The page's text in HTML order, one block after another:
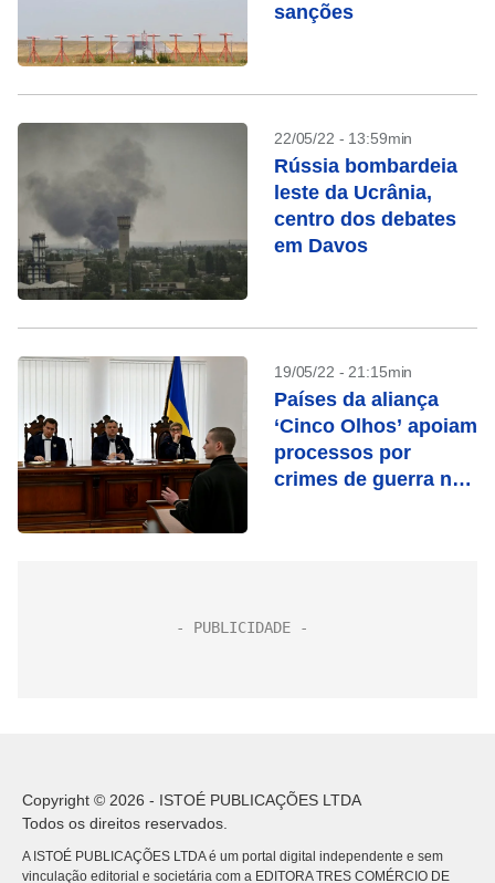
sanções
22/05/22 - 13:59min
Rússia bombardeia
leste da Ucrânia,
centro dos debates
em Davos
19/05/22 - 21:15min
Países da aliança
‘Cinco Olhos’ apoiam
processos por
crimes de guerra na
Copyright © 2026 - ISTOÉ PUBLICAÇÕES LTDA
Todos os direitos reservados.
A ISTOÉ PUBLICAÇÕES LTDA é um portal digital independente e sem
vinculação editorial e societária com a EDITORA TRES COMÉRCIO DE